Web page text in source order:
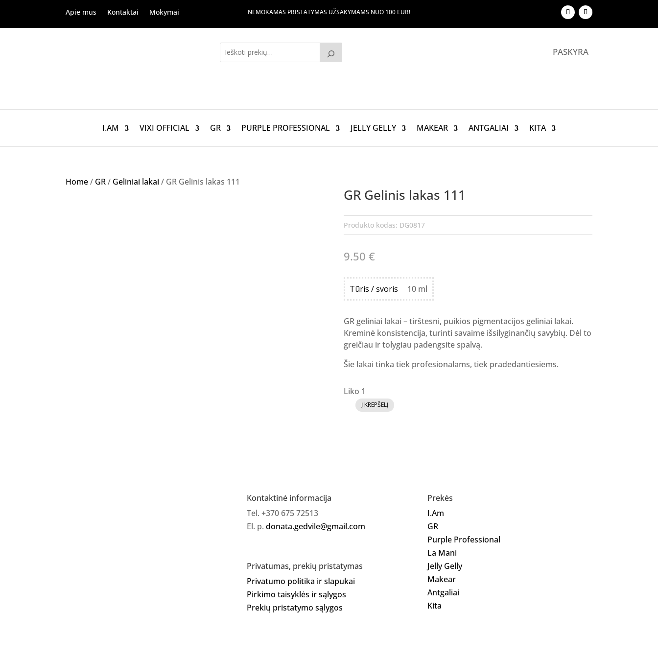
Apie mus Kontaktai Mokymai NEMOKAMAS PRISTATYMAS UŽSAKYMAMS NUO 100 EUR!
PASKYRA
I.AM VIXI OFFICIAL GR PURPLE PROFESSIONAL JELLY GELLY MAKEAR ANTGALIAI KITA
Home/ GR/ Geliniai lakai / GR Gelinis lakas 111
GR Gelinis lakas 111
Produkto kodas: DG0817
9.50 €
Tūris / svoris 10 ml
GR geliniai lakai – tirštesni, puikios pigmentacijos geliniai lakai.
Kreminė konsistencija, turinti savaime išsilyginančių savybių. Dėl to
greičiau ir tolygiau padengsite spalvą.
Šie lakai tinka tiek profesionalams, tiek pradedantiesiems.
Liko 1
produkto
Į KREPŠELĮ
Kontaktinė informacija
Tel. +370 675 72513
El. p. donata.gedvile@gmail.com
Privatumas, prekių pristatymas
Privatumo politika ir slapukai
Pirkimo taisyklės ir sąlygos
Prekių pristatymo sąlygos
Prekės
I.Am
GR
Purple Professional
La Mani
Jelly Gelly
Makear
Antgaliai
Kita